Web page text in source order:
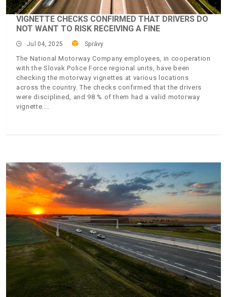
VIGNETTE CHECKS CONFIRMED THAT DRIVERS DO
NOT WANT TO RISK RECEIVING A FINE
Jul 04, 2025 Správy
The National Motorway Company employees, in cooperation
with the Slovak Police Force regional units, have been
checking the motorway vignettes at various locations
across the country. The checks confirmed that the drivers
were disciplined, and 98 % of them had a valid motorway
vignette.